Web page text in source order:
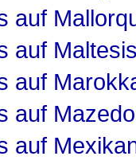
auf
auf
auf
auf
auf